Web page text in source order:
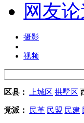
网友
摄影
视频
区县： 上城区 拱墅区
党派： 民革 民盟 民建